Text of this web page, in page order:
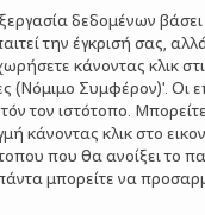
μωρό σας
δεδομένων
την έγκρισή σας,
κάνοντας κλικ
(Νόμιμο Συμφέρον)'. Οι
τον ιστότοπο.
κάνοντας κλικ στο
που θα ανοίξει το
μπορείτε να